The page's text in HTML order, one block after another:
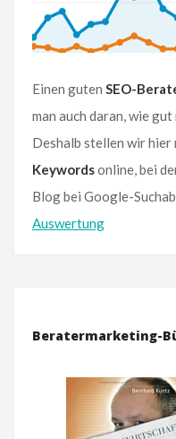
Einen guten SEO-
man auch daran, wie
Deshalb stellen wir
Keywordsonline, bei
Blog bei Google-
Auswertung
Beratermarketing-